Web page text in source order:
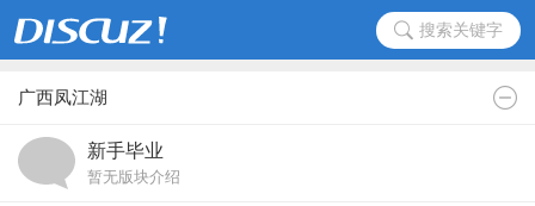
搜索关键字
广西凤江湖
新手毕业
暂无版块介绍